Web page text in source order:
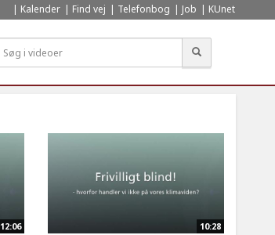
Kalender Find vej Telefonbog Job KUnet
12:06 10:28